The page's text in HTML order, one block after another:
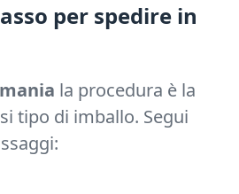
per spedire in
la procedura è la
tipo di imballo. Segui